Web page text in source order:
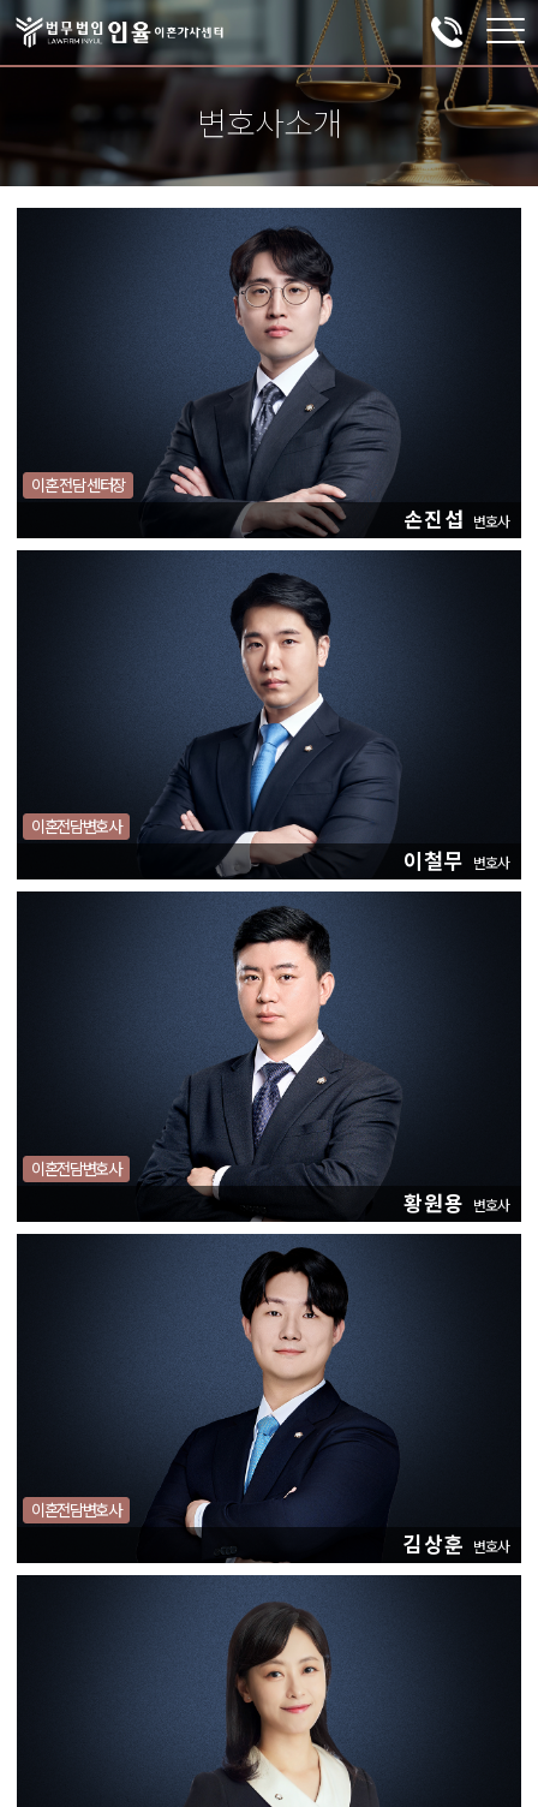
변호사소개
이혼 전담 센터장
손진섭 변호사
이혼전담변호사
이철무 변호사
이혼전담변호사
황원용 변호사
이혼전담변호사
김상훈 변호사